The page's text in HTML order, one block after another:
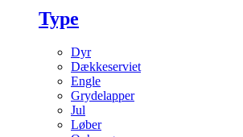
Type
Dyr
Dækkeserviet
Engle
Grydelapper
Jul
Løber